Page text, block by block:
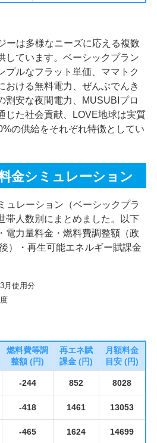
ーは多様なニーズに応える複数
しています。ベーシックプラン
プルなフラット単価、ママトク
おける無料電力、ぜんぶでんき
割安な夜間電力、MUSUBIプロ
じた社会貢献、LOVE地球は実質
の供給をそれぞれ特徴としてい
金シミュレーション
ュレーション（ベーシックプラ
帯人数別にまとめました。以下
電力量料金・燃料費調整額（政
）・再生可能エネルギー賦課金
月使用分
燃料費等調
整額 (円)
再エネ賦
課金 (円)
月額料金
目安 (円)
-244 852 8028
-418 1461 13053
-465 1624 14699